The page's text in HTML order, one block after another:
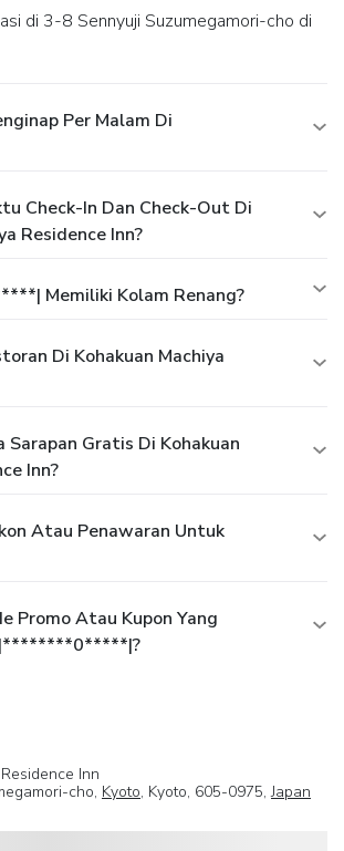
Per Malam Di
Check-In Dan Check-Out Di
Residence Inn?
Memiliki Kolam Renang?
Di Kohakuan Machiya
Sarapan Gratis Di Kohakuan
Inn?
Atau Penawaran Untuk
Promo Atau Kupon Yang
|********0*****|?
Inn
cho, Kyoto, Kyoto, 605-0975,Japan